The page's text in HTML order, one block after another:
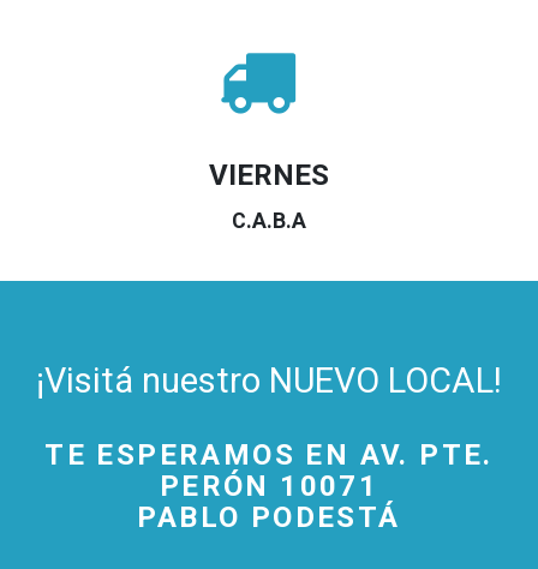
VIERNES
C.A.B.A
¡Visitá nuestro NUEVO LOCAL!
TE ESPERAMOS EN AV. PTE.
PERÓN 10071
PABLO PODESTÁ